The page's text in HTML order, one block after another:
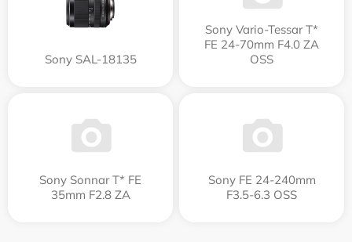
Sony SAL-18135
Sony Vario-Tessar T*
FE 24-70mm F4.0 ZA
OSS
Sony Sonnar T* FE
35mm F2.8 ZA
Sony FE 24-240mm
F3.5-6.3 OSS